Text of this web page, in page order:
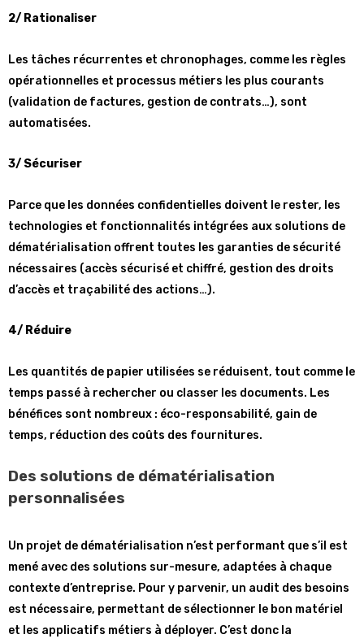
2/ Rationaliser
Les tâches récurrentes et chronophages, comme les règles
opérationnelles et processus métiers les plus courants
(validation de factures, gestion de contrats…), sont
automatisées.
3/ Sécuriser
Parce que les données confidentielles doivent le rester, les
technologies et fonctionnalités intégrées aux solutions de
dématérialisation offrent toutes les garanties de sécurité
nécessaires (accès sécurisé et chiffré, gestion des droits
d’accès et traçabilité des actions…).
4/ Réduire
Les quantités de papier utilisées se réduisent, tout comme le
temps passé à rechercher ou classer les documents. Les
bénéfices sont nombreux : éco-responsabilité, gain de
temps, réduction des coûts des fournitures.
Des solutions de dématérialisation
personnalisées
Un projet de dématérialisation n’est performant que s’il est
mené avec des solutions sur-mesure, adaptées à chaque
contexte d’entreprise. Pour y parvenir, un audit des besoins
est nécessaire, permettant de sélectionner le bon matériel
et les applicatifs métiers à déployer. C’est donc la